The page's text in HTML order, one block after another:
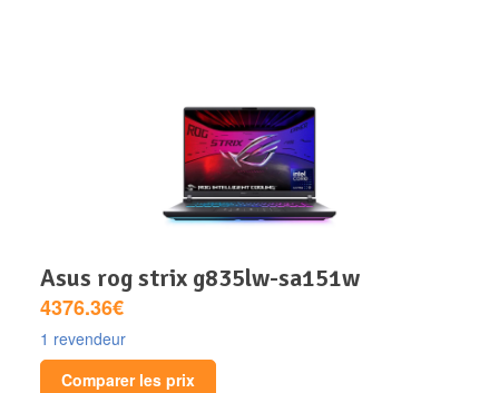
asus rog strix g835lw-sa151w
4376.36€
1 revendeur
Comparer les prix